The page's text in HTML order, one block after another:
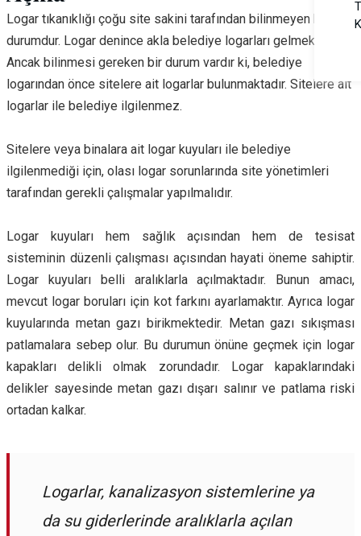
Logar tıkanıklığı çoğu site sakini tarafından bilinmeyen bir
durumdur. Logar denince akla belediye logarları gelmektedir.
Ancak bilinmesi gereken bir durum vardır ki, belediye
logarından önce sitelere ait logarlar bulunmaktadır. Sitelere ait
logarlar ile belediye ilgilenmez.
Sitelere veya binalara ait logar kuyuları ile belediye
ilgilenmediği için, olası logar sorunlarında site yönetimleri
tarafından gerekli çalışmalar yapılmalıdır.
Logar kuyuları hem sağlık açısından hem de tesisat
sisteminin düzenli çalışması açısından hayati öneme sahiptir.
Logar kuyuları belli aralıklarla açılmaktadır. Bunun amacı,
mevcut logar boruları için kot farkını ayarlamaktır. Ayrıca logar
kuyularında metan gazı birikmektedir. Metan gazı sıkışması
patlamalara sebep olur. Bu durumun önüne geçmek için logar
kapakları delikli olmak zorundadır. Logar kapaklarındaki
delikler sayesinde metan gazı dışarı salınır ve patlama riski
ortadan kalkar.
Logarlar, kanalizasyon sistemlerine ya
da su giderlerinde aralıklarla açılan